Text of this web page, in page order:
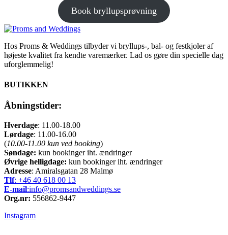
Book bryllupsprøvning
Hos Proms & Weddings tilbyder vi bryllups-, bal- og festkjoler af
højeste kvalitet fra kendte varemærker. Lad os gøre din specielle dag
uforglemmelig!
BUTIKKEN
Åbningstider:
Hverdage: 11.00-18.00
Lørdage: 11.00-16.00
(10.00-11.00 kun ved booking)
Søndage: kun bookinger iht. ændringer
Øvrige helligdage: kun bookinger iht. ændringer
Adresse: Amiralsgatan 28 Malmø
Tlf: +46 40 618 ​00 13
E-mail:info@promsandweddings.se
Org.nr: 556862-9447
Instagram